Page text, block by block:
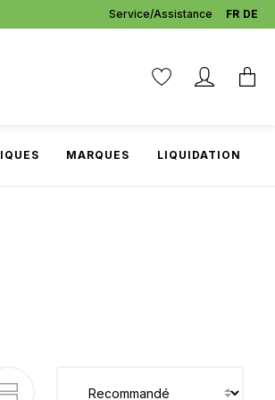
Service/Assistance DE
FR
MARQUES LIQUIDATION